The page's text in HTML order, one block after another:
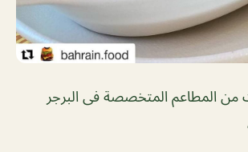
المطاعم المتخصصة فى البرجر